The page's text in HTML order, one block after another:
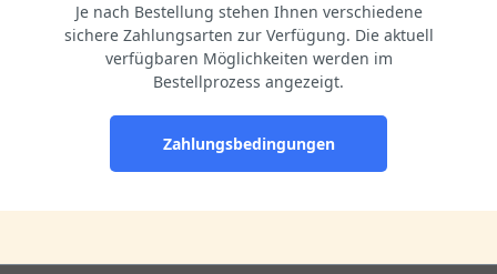
Je nach Bestellung stehen Ihnen verschiedene
sichere Zahlungsarten zur Verfügung. Die aktuell
verfügbaren Möglichkeiten werden im
Bestellprozess angezeigt.
Zahlungsbedingungen